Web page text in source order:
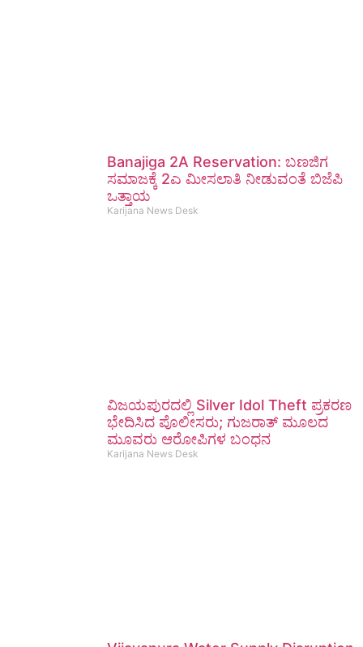
Banajiga 2A Reservation: ಬಣಜಿಗ
ಸಮಾಜಕ್ಕೆ 2ಎ ಮೀಸಲಾತಿ ನೀಡುವಂತೆ ಬಿಜೆಪಿ
ಒತ್ತಾಯ
Karijana News Desk
ವಿಜಯಪುರದಲ್ಲಿ Silver Idol Theft ಪ್ರಕರಣ
ಭೇದಿಸಿದ ಪೊಲೀಸರು; ಗುಜರಾತ್ ಮೂಲದ
ಮೂವರು ಆರೋಪಿಗಳ ಬಂಧನ
Karijana News Desk